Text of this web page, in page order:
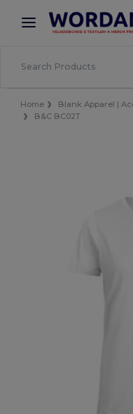
× Aplikace
Lepší ceny v
Home Blank Apparel |
B&C BC02T